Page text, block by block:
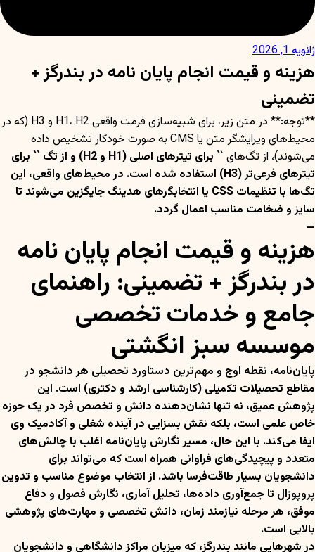
ژانویه 1, 2026
هزینه و قیمت انجام پایان نامه در بندرگز +
تضمینی
**توجه:** در متن زیر، برای شبیه‌سازی فرمت واقعی H1، H2 و H3 (که در
محیط‌های ویرایشگر متن یا CMS به صورت خودکار تشخیص داده
می‌شوند)، از تگ‌های `` برای تیترهای اصلی (H1 و H2) و از تگ `
` برای
تیترهای فرعی‌تر (H3) استفاده شده است. در محیط‌های واقعی، این
تگ‌ها با تنظیمات CSS یا انتخابگرهای هدینگ جایگزین می‌شوند تا
سایز و ضخامت مناسب اعمال گردد.
—
هزینه و قیمت انجام پایان نامه
در بندرگز + تضمینی: راهنمای
جامع و خدمات تخصصی
موسسه سبز انگشتی
پایان‌نامه، نقطه اوج و مهم‌ترین دستاورد تحصیلی هر دانشجو در
مقاطع تحصیلات تکمیلی (کارشناسی ارشد و دکتری) است. این
پژوهش عمیق، نه تنها نشان‌دهنده دانش و تخصص فرد در یک حوزه
خاص علمی است، بلکه نقش بسزایی در آینده شغلی و آکادمیک وی
ایفا می‌کند. با این حال، مسیر نگارش پایان‌نامه اغلب با چالش‌های
متعدد و پیچیدگی‌های فراوانی همراه است که می‌تواند برای
دانشجویان بسیار طاقت‌فرسا باشد. از انتخاب موضوع مناسب و تدوین
پروپوزال تا جمع‌آوری داده‌ها، تحلیل آماری، نگارش فصول و دفاع
موفق، هر مرحله نیازمند زمان، دانش تخصصی و مهارت‌های پژوهشی
بالایی است.
در شهرهایی مانند بندرگز، که میزبان مراکز دانشگاهی و دانشجویان